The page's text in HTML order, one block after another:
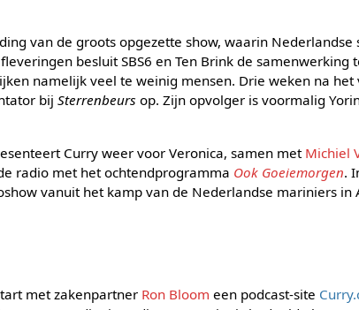
van de groots opgezette show, waarin Nederlandse
besluit SBS6 en Ten Brink de samenwerking
namelijk veel te weinig mensen. Drie weken na het
bijSterrenbeurs op. Zijn opvolger is voormalig
Curry weer voor Veronica, samen met Michiel
radio met het ochtendprogramma Ook Goeiemorgen.
vanuit het kamp van de Nederlandse mariniers in
met zakenpartner Ron Bloom een podcast-site